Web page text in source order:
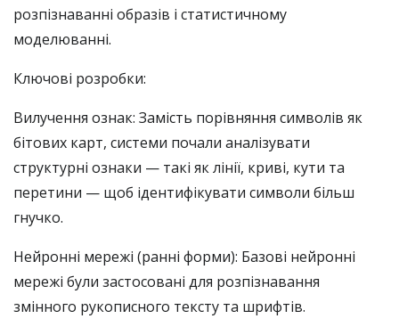
розпізнаванні образів і статистичному
моделюванні.
Ключові розробки:
Вилучення ознак: Замість порівняння символів як
бітових карт, системи почали аналізувати
структурні ознаки — такі як лінії, криві, кути та
перетини — щоб ідентифікувати символи більш
гнучко.
Нейронні мережі (ранні форми): Базові нейронні
мережі були застосовані для розпізнавання
змінного рукописного тексту та шрифтів.